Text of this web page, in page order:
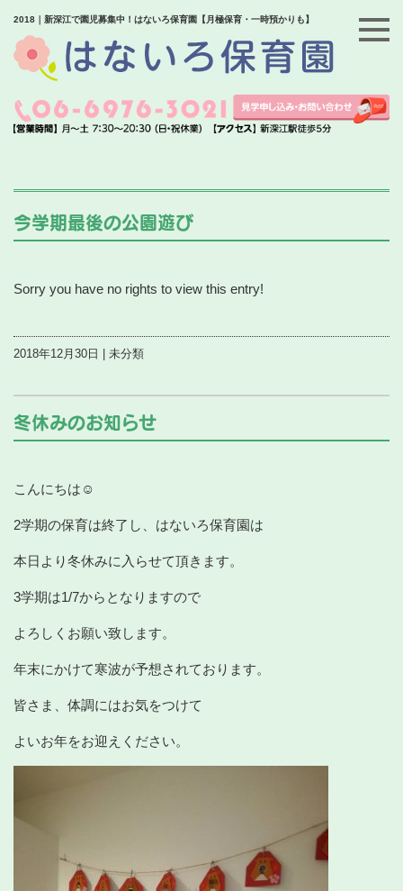
2018｜新深江で園児募集中！はないろ保育園【月極保育・一時預かりも】
今学期最後の公園遊び
Sorry you have no rights to view this entry!
2018年12月30日 | 未分類
冬休みのお知らせ
こんにちは☺
2学期の保育は終了し、はないろ保育園は
本日より冬休みに入らせて頂きます。
3学期は1/7からとなりますので
よろしくお願い致します。
年末にかけて寒波が予想されております。
皆さま、体調にはお気をつけて
よいお年をお迎えください。